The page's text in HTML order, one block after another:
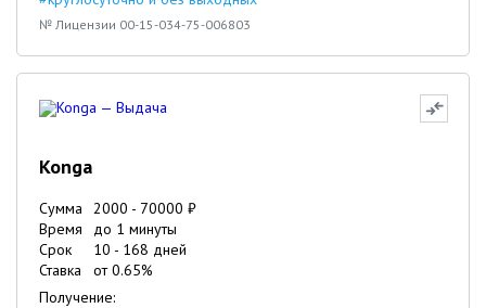
№ Лицензии 00-15-034-75-006803
Konga
Сумма 2000 - 70000 ₽
Время
до 1 минуты
Срок
10 - 168 дней
Ставка
от0.65%
Получение: